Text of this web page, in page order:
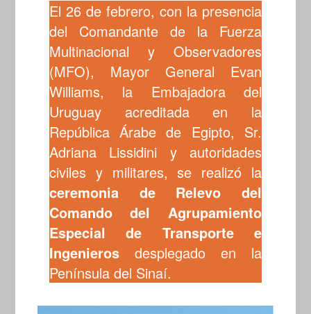
El 26 de febrero, con la presencia
del Comandante de la Fuerza
Multinacional y Observadores
(MFO), Mayor General Evan
Williams, la Embajadora del
Uruguay acreditada en la
República Árabe de Egipto, Sr.
Adriana Lissidini y autoridades
civiles y militares, se realizó la
ceremonia de
Relevo del
Comando del Agrupamiento
Especial de Transporte e
Ingenierosdesplegado en la
Península del Sinaí.